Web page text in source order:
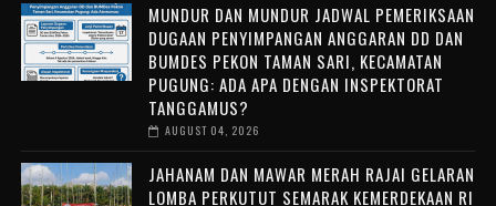
MUNDUR DAN MUNDUR JADWAL PEMERIKSAAN
DUGAAN PENYIMPANGAN ANGGARAN DD DAN
BUMDES PEKON TAMAN SARI, KECAMATAN
PUGUNG: ADA APA DENGAN INSPEKTORAT
TANGGAMUS?
AUGUST 04, 2026
JAHANAM DAN MAWAR MERAH RAJAI GELARAN
LOMBA PERKUTUT SEMARAK KEMERDEKAAN RI